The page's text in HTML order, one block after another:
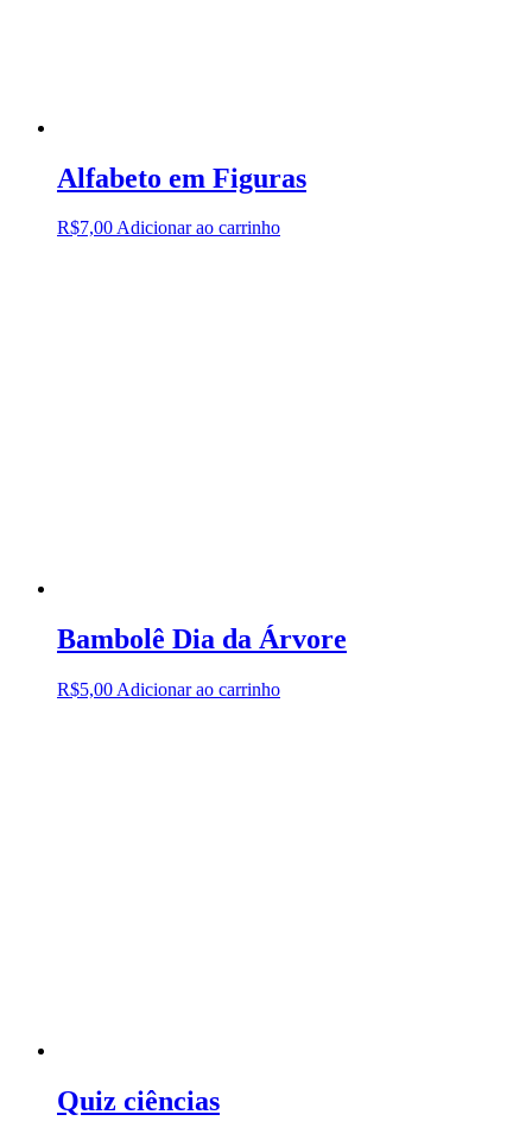
Alfabeto em Figuras
R$7,00Adicionar ao carrinho
Bambolê Dia da Árvore
R$5,00 Adicionar ao carrinho
Quiz ciências